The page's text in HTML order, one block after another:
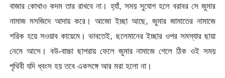
বাজার কোথাও কদম তার রাখবে না। হ্যাঁ, সময় সুযোগ হলে বরাবর সে জুমার
নামাজ মসজিদে আদায় করে। আজো ইচ্ছা আছে, জুমার জামাতের নামাজে
শরিক হয়ে সওয়াব কায়েমে। ভাবতেই, ছলেমানের ইচ্ছার ওপর সমস্যার ছায়া
নেমে আসে। বউ-বাচ্চা ছাপরায় ফেলে জুমার নামাজে গেলে ঠিক ওই সময়
পৃথিবী যদি ধ্বংস হয় তবে একসঙ্গে আর মরা হলো না।